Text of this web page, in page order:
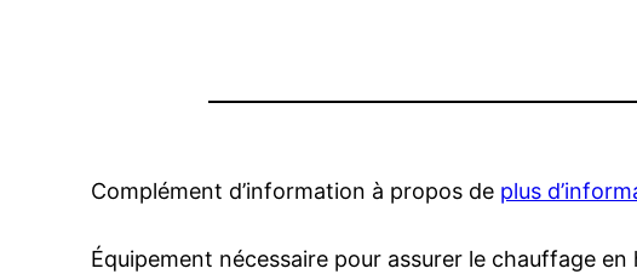
Complément d’information à propos de plus
Équipement nécessaire pour assurer le chauffage